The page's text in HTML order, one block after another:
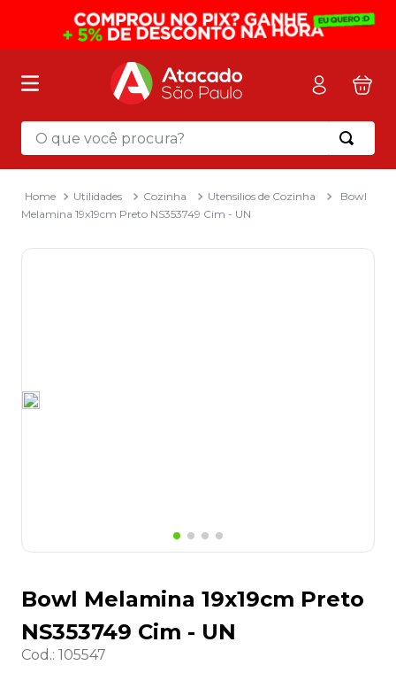
O que você procura?
Utilidades Cozinha Utensilios de Cozinha
Bowl
Melamina 19x19cm Preto NS353749 Cim - UN
Bowl Melamina 19x19cm Preto
NS353749 Cim - UN
Cod.: 105547
Termos mais buscados
mochila
2 º sacola
3º mala
8